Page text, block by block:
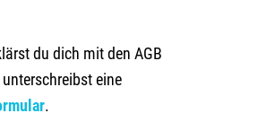
du dich mit den AGB
eine
.